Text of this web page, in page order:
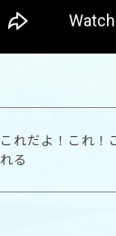
これだよ！これ
れる